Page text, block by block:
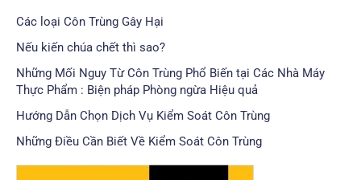
Các loại Côn Trùng Gây Hại
Nếu kiến chúa chết thì sao?
Những Mối Nguy Từ Côn Trùng Phổ Biến tại Các Nhà Máy
Thực Phẩm : Biện pháp Phòng ngừa Hiệu quả
Hướng Dẫn Chọn Dịch Vụ Kiểm Soát Côn Trùng
Những Điều Cần Biết Về Kiểm Soát Côn Trùng